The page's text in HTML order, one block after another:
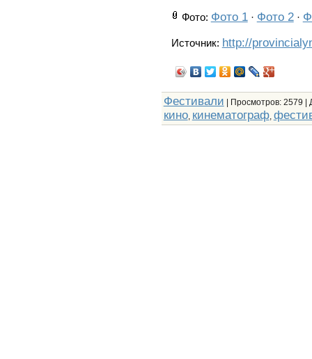
Фото: Фото 1· Фото 2·
Источник: http://
Фестивали | Просмотров: 2579 |
кино, кинематограф,